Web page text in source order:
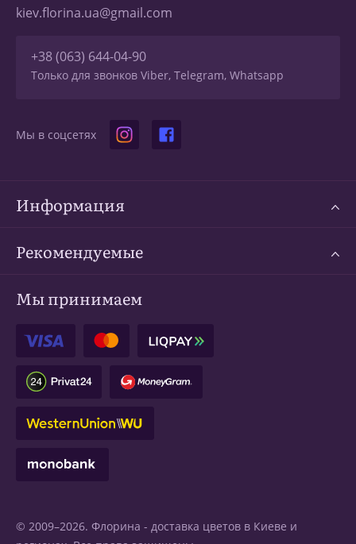
kiev.florina.ua@gmail.com
+38 (063) 644-04-90
Только для звонков Viber, Telegram, Whatsapp
Мы в соцсетях
Информация
Рекомендуемые
Мы принимаем
© 2009–2026. Флорина - доставка цветов в Киеве и